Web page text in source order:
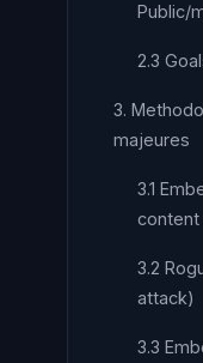
Public/
2.3
3.
majeures
3.1
content
3.2
attack)
3.3